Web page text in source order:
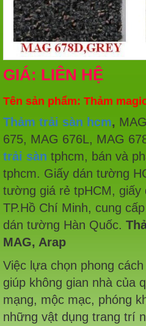
GIÁ: LIÊN HỆ
Tên sản phẩm: Thảm
Thảm trải sàn hcm,
675, MAG 676L, MAG
trải sàn tphcm, bán và
tphcm. Giấy dán tường
tường giá rẻ tpHCM,
TP.Hồ Chí Minh, cung
dán tường Hàn Quốc.
MAG, Arap
Việc lựa chọn phong
giúp không gian nhà của
mạng, mộc mạc, phóng
những vật dụng trang trí